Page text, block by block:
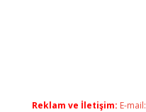
Reklam ve İletişim: E-mail: